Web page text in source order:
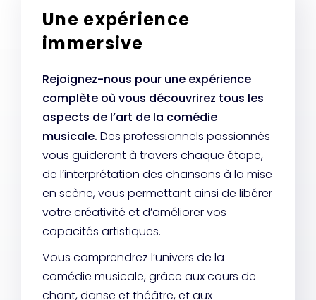
Une expérience
immersive
Rejoignez-nous pour une expérience
complète où vous découvrirez tous les
aspects de l’art de la comédie
musicale. Des professionnels passionnés
vous guideront à travers chaque étape,
de l’interprétation des chansons à la mise
en scène, vous permettant ainsi de libérer
votre créativité et d’améliorer vos
capacités artistiques.
Vous comprendrez l’univers de la
comédie musicale, grâce aux cours de
chant, danse et théâtre, et aux